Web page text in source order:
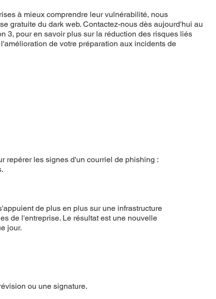
à mieux comprendre leur vulnérabilité, nous
gratuite du dark web. Contactez-nous dès aujourd'hui au
3, pour en savoir plus sur la réduction des risques liés
de votre préparation aux incidents de
repérer les signes d'un courriel de phishing :
de plus en plus sur une infrastructure
de l'entreprise. Le résultat est une nouvelle
jour.
ou une signature.